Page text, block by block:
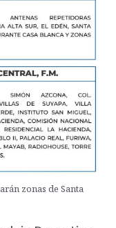
zonas de Santa